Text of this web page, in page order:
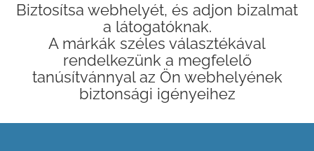
Biztosítsa webhelyét, és adjon bizalmat
a látogatóknak.
A márkák széles választékával
rendelkezünk a megfelelő
tanúsítvánnyal az Ön webhelyének
biztonsági igényeihez